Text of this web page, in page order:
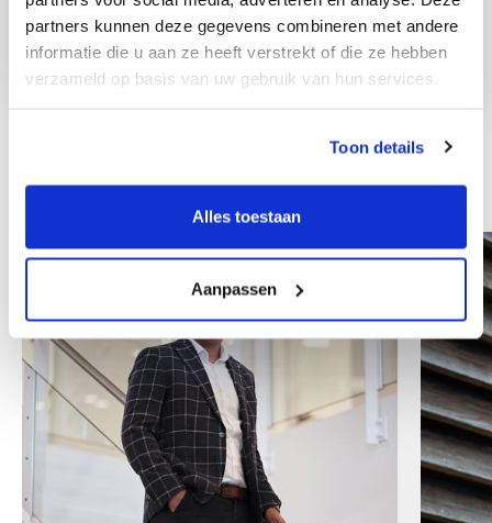
partners kunnen deze gegevens combineren met andere
informatie die u aan ze heeft verstrekt of die ze hebben
verzameld op basis van uw gebruik van hun services.
Toon details
Alles toestaan
Aanpassen
Ostali zaposlenici